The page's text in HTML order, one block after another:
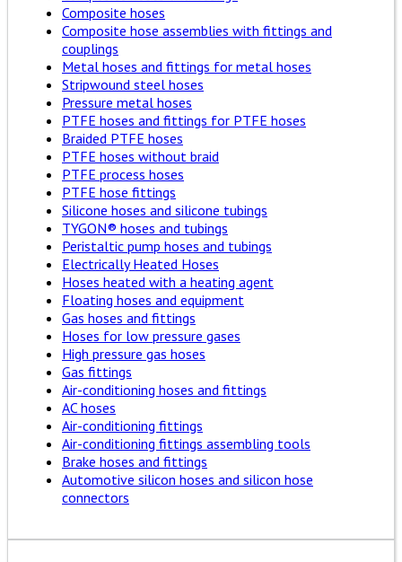
Composite hoses
Composite hose assemblies with fittings and
couplings
Metal hoses and fittings for metal hoses
Stripwound steel hoses
Pressure metal hoses
PTFE hoses and fittings for PTFE hoses
Braided PTFE hoses
PTFE hoses without braid
PTFE process hoses
PTFE hose fittings
Silicone hoses and silicone tubings
TYGON® hoses and tubings
Peristaltic pump hoses and tubings
Electrically Heated Hoses
Hoses heated with a heating agent
Floating hoses and equipment
Gas hoses and fittings
Hoses for low pressure gases
High pressure gas hoses
Gas fittings
Air-conditioning hoses and fittings
AC hoses
Air-conditioning fittings
Air-conditioning fittings assembling tools
Brake hoses and fittings
Automotive silicon hoses and silicon hose
connectors